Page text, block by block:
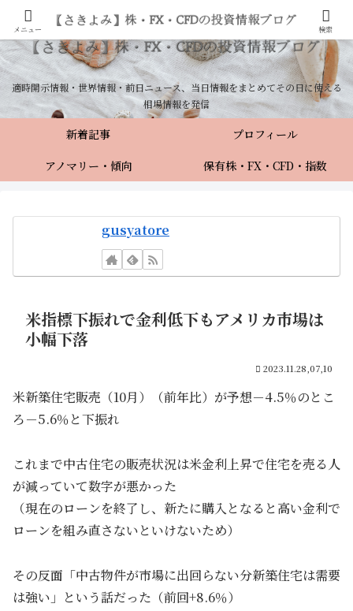
適時開示情報・世界情報・前日ニュース、当日情報をまとめてその日に使える
相場情報を発信
新着記事
プロフィール
アノマリー・傾向
保有株・FX・CFD・指数
gusyatore
米指標下振れで金利低下もアメリカ市場は
小幅下落
2023.11.28,07,10
米新築住宅販売（10月）（前年比）が予想－4.5％のとこ
ろ－5.6％と下振れ
これまで中古住宅の販売状況は米金利上昇で住宅を売る人
が減っていて数字が悪かった
（現在のローンを終了し、新たに購入となると高い金利で
ローンを組み直さないといけないため）
その反面「中古物件が市場に出回らない分新築住宅は需要
は強い」という話だった（前回+8.6％）
メニュー 検索